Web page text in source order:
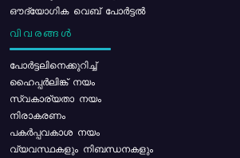
ഔദ്യോഗിക വെബ് പോർട്ടൽ
വിവരങ്ങൾ
പോര്‍ട്ടലിനെക്കുറിച്ച്
ഹൈപ്പർലിങ്ക് നയം
സ്വകാര്യതാ നയം
നിരാകരണം
പകർപ്പവകാശ നയം
വ്യവസ്ഥകളും നിബന്ധനകളും